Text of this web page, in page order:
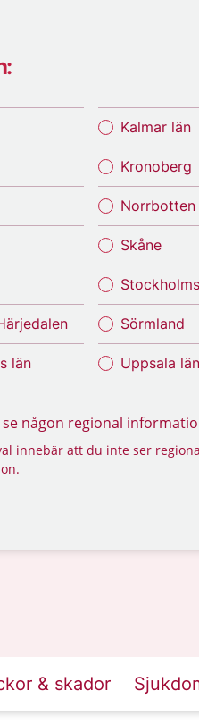
län
Kalmar län
Kronoberg
Norrbotten
Skåne
Sörmland
Uppsala län
se någon regional
innebär att du inte ser
& skador